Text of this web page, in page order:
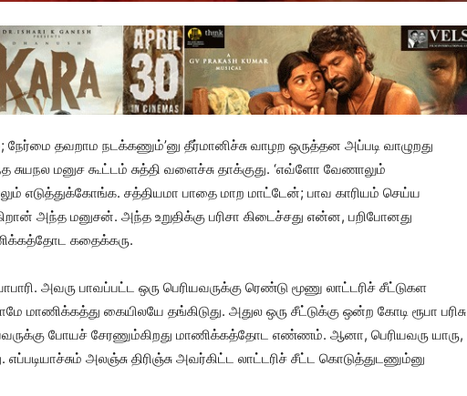
தவறாம நடக்கணும்’னு தீர்மானிச்சு வாழற ஒருத்தன அப்படி வாழுறது
மனுச கூட்டம் சுத்தி வளைச்சு தாக்குது. ‘எவ்ளோ வேணாலும்
எடுத்துக்கோங்க. சத்தியமா பாதை மாற மாட்டேன்; பாவ காரியம் செய்ய
அந்த மனுசன். அந்த உறுதிக்கு பரிசா கிடைச்சது என்ன, பறிபோனது
கதைக்கரு.
அவரு பாவப்பட்ட ஒரு பெரியவருக்கு ரெண்டு மூணு லாட்டரிச் சீட்டுகள
மாணிக்கத்து கையிலயே தங்கிடுது. அதுல ஒரு சீட்டுக்கு ஒன்ற கோடி ரூபா பரிசு
போயச் சேரணும்கிறது மாணிக்கத்தோட எண்ணம். ஆனா, பெரியவரு யாரு,
எப்படியாச்சும் அலஞ்சு திரிஞ்சு அவர்கிட்ட லாட்டரிச் சீட்ட கொடுத்துடணும்னு